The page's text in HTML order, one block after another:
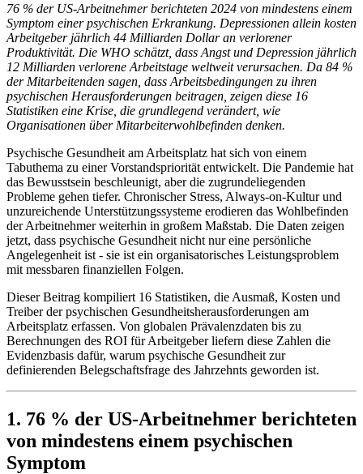
76 % der US-Arbeitnehmer berichteten 2024 von mindestens einem
Symptom einer psychischen Erkrankung. Depressionen allein kosten
Arbeitgeber jährlich 44 Milliarden Dollar an verlorener
Produktivität. Die WHO schätzt, dass Angst und Depression jährlich
12 Milliarden verlorene Arbeitstage weltweit verursachen. Da 84 %
der Mitarbeitenden sagen, dass Arbeitsbedingungen zu ihren
psychischen Herausforderungen beitragen, zeigen diese 16
Statistiken eine Krise, die grundlegend verändert, wie
Organisationen über Mitarbeiterwohlbefinden denken.
Psychische Gesundheit am Arbeitsplatz hat sich von einem
Tabuthema zu einer Vorstandspriorität entwickelt. Die Pandemie hat
das Bewusstsein beschleunigt, aber die zugrundeliegenden
Probleme gehen tiefer. Chronischer Stress, Always-on-Kultur und
unzureichende Unterstützungssysteme erodieren das Wohlbefinden
der Arbeitnehmer weiterhin in großem Maßstab. Die Daten zeigen
jetzt, dass psychische Gesundheit nicht nur eine persönliche
Angelegenheit ist - sie ist ein organisatorisches Leistungsproblem
mit messbaren finanziellen Folgen.
Dieser Beitrag kompiliert 16 Statistiken, die Ausmaß, Kosten und
Treiber der psychischen Gesundheitsherausforderungen am
Arbeitsplatz erfassen. Von globalen Prävalenzdaten bis zu
Berechnungen des ROI für Arbeitgeber liefern diese Zahlen die
Evidenzbasis dafür, warum psychische Gesundheit zur
definierenden Belegschaftsfrage des Jahrzehnts geworden ist.
1. 76 % der US-Arbeitnehmer berichteten
von mindestens einem psychischen
Symptom